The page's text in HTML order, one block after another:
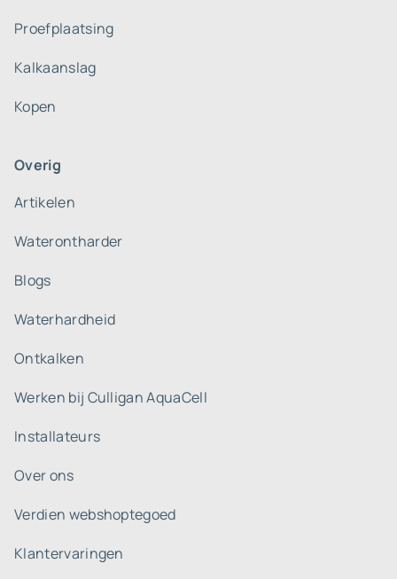
Proefplaatsing
Kalkaanslag
Kopen
Overig
Artikelen
Waterontharder
Blogs
Waterhardheid
Ontkalken
Werken bij Culligan AquaCell
Installateurs
Over ons
Verdien webshoptegoed
Klantervaringen